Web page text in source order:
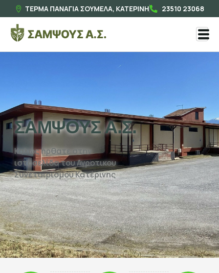
ΤΕΡΜΑ ΠΑΝΑΓΙΑ ΣΟΥΜΕΛΑ, ΚΑΤΕΡΙΝΗ 23510 23068
ΣΑΜΨΟΥΣ Α.Σ.
Καλώς ήρθατε στην
ιστοσελίδα του Αγροτικου
Συνεταιρισμού Κατέρινης